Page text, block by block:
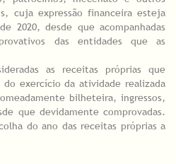
cuja expressão financeira esteja
2020, desde que acompanhadas
das entidades que as
as receitas próprias que
exercício da atividade realizada
bilheteira, ingressos,
que devidamente comprovadas.
do ano das receitas próprias a